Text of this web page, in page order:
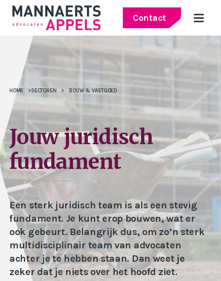
Contact
HOME >SECTOREN > BOUW & VASTGOED
Jouw juridisch
fundament
Een sterk juridisch team is als een stevig
fundament. Je kunt erop bouwen, wat er
ook gebeurt. Belangrijk dus, om zo’n sterk
multidisciplinair team van advocaten
achter je te hebben staan. Dan weet je
zeker dat je niets over het hoofd ziet.